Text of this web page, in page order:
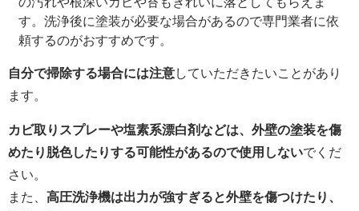
す。洗浄後に塗装が必要な場合があるので専門業者に依
頼するのがおすすめです。
自分で掃除する場合には注意していただきたいことがあり
ます。
カビ取りスプレーや塩素系漂白剤などは、外壁の塗装を傷
めたり脱色したりする可能性があるので使用しないでくだ
さい。
また、 高圧洗浄機は出力が強すぎると外壁を傷つけたり、